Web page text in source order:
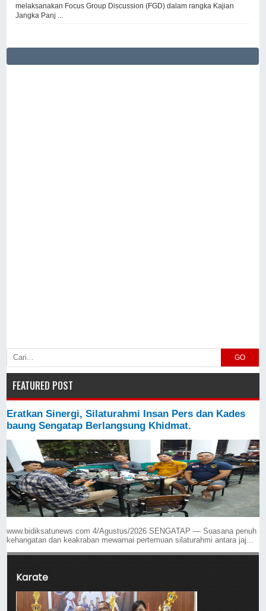
melaksanakan Focus Group Discussion (FGD) dalam rangka Kajian
Jangka Panj ...
GO
FEATURED POST
Eratkan Sinergi, Silaturahmi Insan Pers dan Kades
baung Sengatap Berlangsung Khidmat.
www.bidiksatunews com 4/Agustus/2026 SENGATAP — Suasana penuh
kehangatan dan keakraban mewarnai pertemuan silaturahmi antara jaj...
Karate